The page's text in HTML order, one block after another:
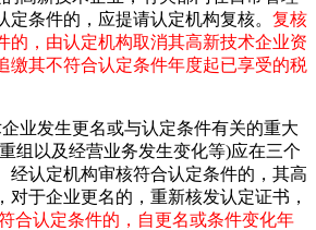
定条件的，应提请认定机构复核。 复核
的，由认定机构取消其高新技术企业资
缴其不符合认定条件年度起已享受的税
发生更名或与认定条件有关的重大
组以及经营业务发生变化等)应在三个
经认定机构审核符合认定条件的，其高
对于企业更名的，重新核发认定证书，
合认定条件的，自更名或条件变化年